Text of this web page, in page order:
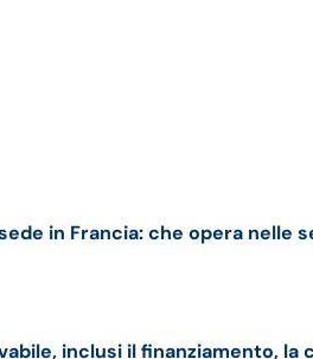
in Francia: che opera nelle
inclusi il finanziamento, la